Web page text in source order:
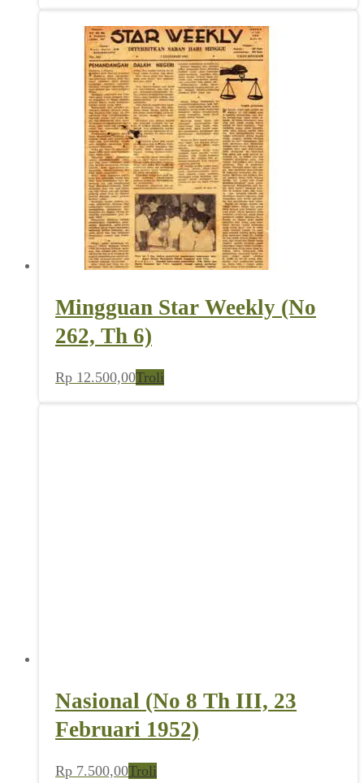
Mingguan Star Weekly (No
262, Th 6)
Rp 12.500,00Troli
Nasional (No 8 Th III, 23
Februari 1952)
Rp 7.500,00Troli